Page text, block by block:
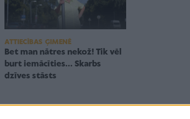
ATTIECĪBAS ĢIMENĒ
Bet man nātres nekož! Tik vēl
burt iemācīties... Skarbs
dzīves stāsts